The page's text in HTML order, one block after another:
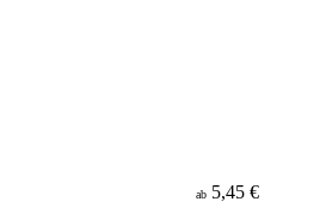
ab 5,45 €